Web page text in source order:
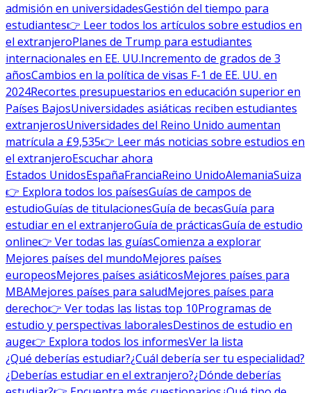
admisión en universidadesGestión del tiempo para
estudiantes👉 Leer todos los artículos sobre estudios en
el extranjeroPlanes de Trump para estudiantes
internacionales en EE. UU.Incremento de grados de 3
añosCambios en la política de visas F-1 de EE. UU. en
2024Recortes presupuestarios en educación superior en
Países BajosUniversidades asiáticas reciben estudiantes
extranjerosUniversidades del Reino Unido aumentan
matrícula a £9,535👉 Leer más noticias sobre estudios en
el extranjeroEscuchar ahora
Estados UnidosEspañaFranciaReino UnidoAlemaniaSuiza
👉 Explora todos los paísesGuías de campos de
estudioGuías de titulacionesGuía de becasGuía para
estudiar en el extranjeroGuía de prácticasGuía de estudio
online👉 Ver todas las guíasComienza a explorar
Mejores países del mundoMejores países
europeosMejores países asiáticosMejores países para
MBAMejores países para saludMejores países para
derecho👉 Ver todas las listas top 10Programas de
estudio y perspectivas laboralesDestinos de estudio en
auge👉 Explora todos los informesVer la lista
¿Qué deberías estudiar?¿Cuál debería ser tu especialidad?
¿Deberías estudiar en el extranjero?¿Dónde deberías